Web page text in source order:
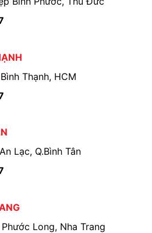
Thạnh, HCM
Lạc, Q.Bình Tân
Long, Nha Trang